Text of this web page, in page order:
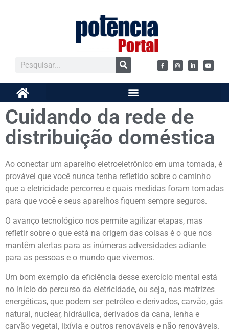
Cuidando da rede de
distribuição doméstica
Ao conectar um aparelho eletroeletrônico em uma tomada, é
provável que você nunca tenha refletido sobre o caminho
que a eletricidade percorreu e quais medidas foram tomadas
para que você e seus aparelhos fiquem sempre seguros.
O avanço tecnológico nos permite agilizar etapas, mas
refletir sobre o que está na origem das coisas é o que nos
mantêm alertas para as inúmeras adversidades adiante
para as pessoas e o mundo que vivemos.
Um bom exemplo da eficiência desse exercício mental está
no início do percurso da eletricidade, ou seja, nas matrizes
energéticas, que podem ser petróleo e derivados, carvão, gás
natural, nuclear, hidráulica, derivados da cana, lenha e
carvão vegetal, lixívia e outros renováveis e não renováveis.